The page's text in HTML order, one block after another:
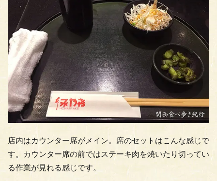
店内はカウンター席がメイン。席のセットはこんな感じで
す。カウンター席の前ではステーキ肉を焼いたり切ってい
る作業が見れる感じです。